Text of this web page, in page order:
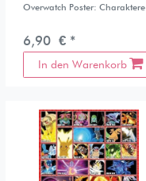
Overwatch Poster: Charaktere
6,90 € *
In den Warenkorb